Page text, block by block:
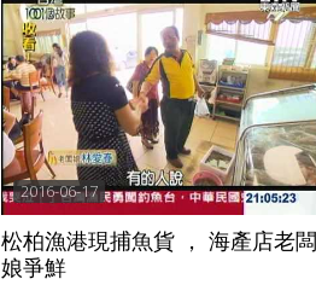
2016-06-17
松柏漁港現捕魚貨 ， 海產店老闆
娘爭鮮